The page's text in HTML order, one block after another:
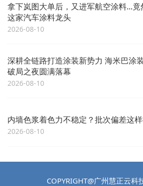
拿下岚图大单后，又进军航空涂料...竟
这家汽车涂料龙头
2026-08-10
深耕全链路打造涂装新势力 海米巴涂
破局之夜圆满落幕
2026-08-10
内墙色浆着色力不稳定？批次偏差这
2026-08-10
COPYRIGHT@广州慧正云科